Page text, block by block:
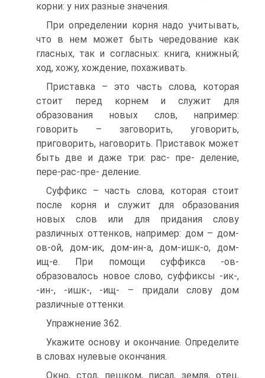
корни: у них разные значения.
При определении корня надо учитывать,
что в нем может быть чередование как
гласных, так и согласных: книга, книжный;
ход, хожу, хождение, похаживать.
Приставка – это часть слова, которая
стоит перед корнем и служит для
образования новых слов, например:
говорить – заговорить, уговорить,
приговорить, наговорить. Приставок может
быть две и даже три: рас- пре- деление,
пере-рас-пре- деление.
Суффикс – часть слова, которая стоит
после корня и служит для образования
новых слов или для придания слову
различных оттенков, например: дом – дом-
ов-ой, дом-ик, дом-ин-а, дом-ишк-о, дом-
ищ-е. При помощи суффикса -ов-
образовалось новое слово, суффиксы -ик-,
-ин-, -ишк-, -ищ- – придали слову дом
различные оттенки.
Упражнение 362.
Укажите основу и окончание. Определите
в словах нулевые окончания.
Окно, стол, пешком, писал, земля, отец,